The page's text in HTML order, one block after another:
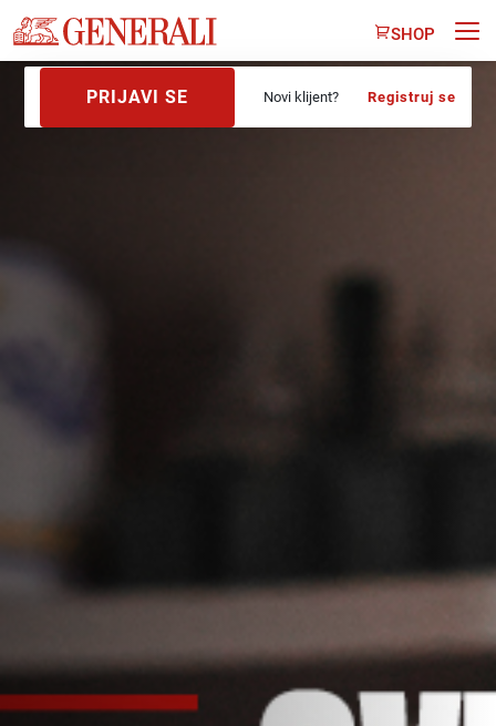
SHOP
PRIJAVI SE Novi klijent? Registruj se